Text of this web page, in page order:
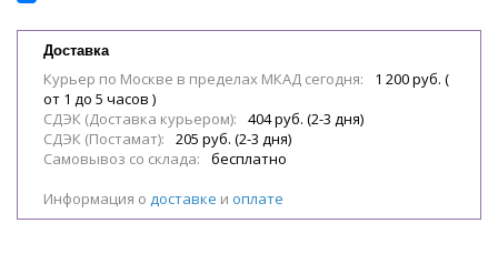
Доставка
Курьер по Москве в пределах МКАД сегодня:
1 200 руб. (
от 1 до 5 часов )
СДЭК (Доставка курьером):
404 руб. (2-3 дня)
СДЭК (Постамат):
205 руб. (2-3 дня)
Самовывоз со склада:
бесплатно
Информация о доставке и оплате